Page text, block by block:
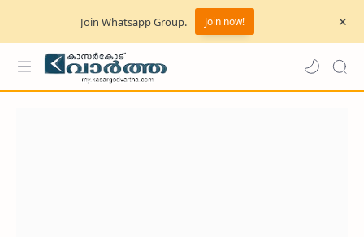
Join Whatsapp Group. Join now!